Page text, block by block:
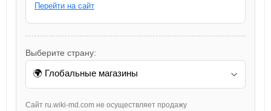
Перейти на сайт
Выберите страну:
Сайт ru.wiki-md.com не осуществляет продажу